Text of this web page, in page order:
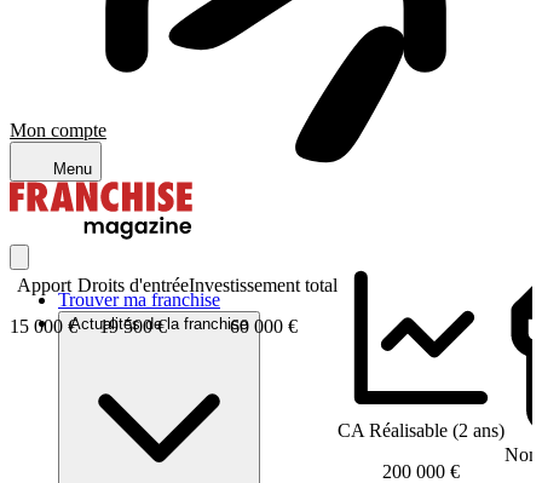
Mon compte
Menu
Trouver ma franchise
Actualités de la franchise
Apport
15 000 €
Droits d'entrée
19 500 €
Investissement total
60 000 €
CA Réalisable (2 ans)
200 000 €